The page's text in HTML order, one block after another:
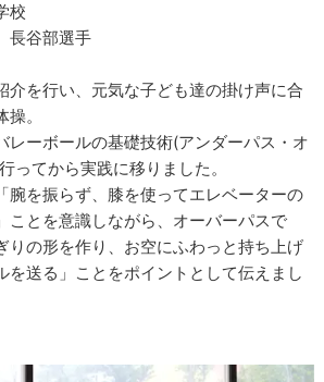
校
長谷部選手
介を行い、元気な子ども達の掛け声に合
。
レーボールの基礎技術(アンダーパス・オ
ってから実践に移りました。
腕を振らず、膝を使ってエレベーターの
ことを意識しながら、オーバーパスで
りの形を作り、お空にふわっと持ち上げ
を送る」ことをポイントとして伝えまし